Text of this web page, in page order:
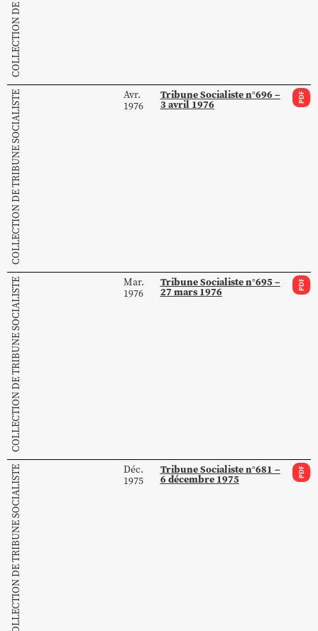
COLLECTION DE TRIBUNE SOCIALISTE
Avr.
1976
Tribune Socialiste n°696 –
3 avril 1976 PDF
COLLECTION DE TRIBUNE SOCIALISTE
Mar.
1976
Tribune Socialiste n°695 –
27 mars 1976 PDF
COLLECTION DE TRIBUNE SOCIALISTE
Déc.
1975
Tribune Socialiste n°681 –
6 décembre 1975 PDF